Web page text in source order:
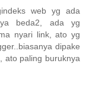
web yg ada
beda2, ada yg
nyari link, ato yg
dipake
ato paling buruknya